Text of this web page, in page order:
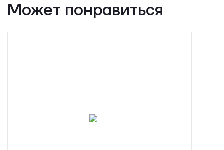
Может понравиться